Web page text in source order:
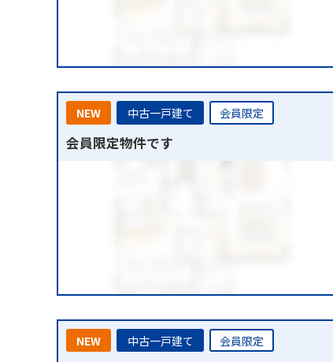
NEW 中古一戸建て 会員限定
会員限定物件です
NEW 中古一戸建て 会員限定